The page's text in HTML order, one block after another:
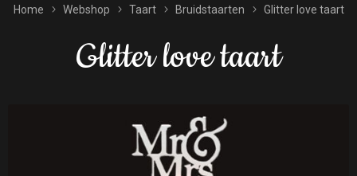
Home Webshop Taart Bruidstaarten Glitter love taart
Glitter love taart